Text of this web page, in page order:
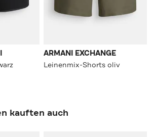
ARMANI EXCHANGE
Leinenmix-Shorts oliv
kauften auch